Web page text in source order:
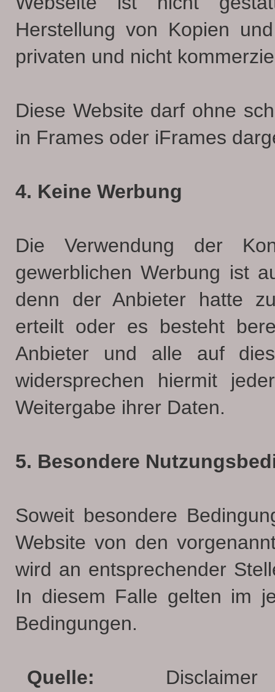
Herstellung von Kopien
privaten und nicht
Diese Website darf ohne
in Frames oder iFrames
4. Keine Werbung
Die Verwendung der
gewerblichen Werbung ist
denn der Anbieter hatte
erteilt oder es besteht
Anbieter und alle auf
widersprechen hiermit
Weitergabe ihrer Daten.
5. Besondere
Soweit besondere
Website von den
wird an entsprechender
In diesem Falle gelten im
Bedingungen.
Quelle:
Disclaimer